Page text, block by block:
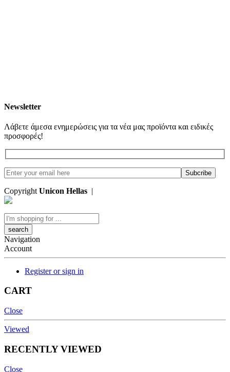
Newsletter
Λάβετε άμεσα ενημερώσεις για τα νέα μας προϊόντα και ειδικές
προσφορές!
Copyright Unicon Hellas |
Search
here
Navigation
Account
Register or sign in
CART
Close
Viewed
RECENTLY VIEWED
Close